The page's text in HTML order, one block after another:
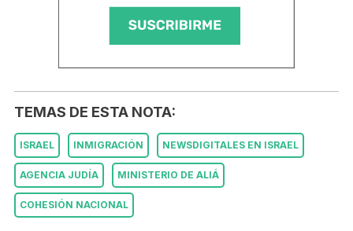
TEMAS DE ESTA NOTA:
ISRAEL INMIGRACIÓN NEWSDIGITALES EN ISRAEL
AGENCIA JUDÍA MINISTERIO DE ALIÁ
COHESIÓN NACIONAL